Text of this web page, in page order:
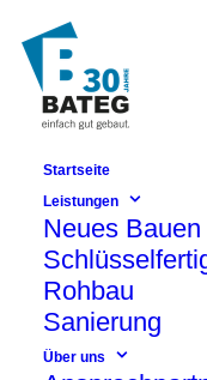
Startseite
Leistungen
Neues Bauen
Rohbau
Sanierung
Über uns
Friedrichshain